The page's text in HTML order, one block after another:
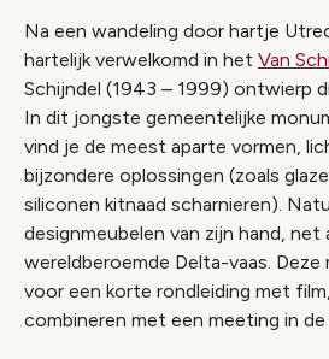
Na een wandeling door hartje
hartelijk verwelkomd in het Van
Schijndel (1943 – 1999) ontwierp
In dit jongste gemeentelijke
vind je de meest aparte vormen,
bijzondere oplossingen (zoals
siliconen kitnaad scharnieren).
designmeubelen van zijn hand, net
wereldberoemde Delta-vaas.
voor een korte rondleiding met
combineren met een meeting in de